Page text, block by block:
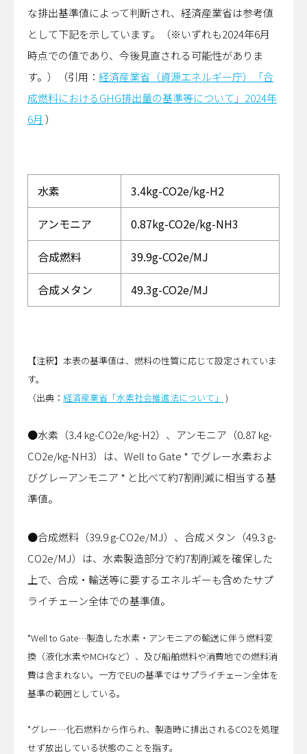
な排出基準値によって判断され、経済産業省は参考値
として下記を示しています。（※いずれも2024年6月
時点での値であり、今後見直される可能性がありま
す。）（引用： 経済産業省（資源エネルギー庁）「合
成燃料におけるGHG排出量の基準等について」2024年
6月 ）
水素
3.4kg-CO2e/kg-H2
アンモニア
0.87kg-CO2e/kg-NH3
合成燃料
39.9g-CO2e/MJ
合成メタン
49.3g-CO2e/MJ
【注釈】本表の基準値は、燃料の性質に応じて設定されていま
す。
（出典： 経済産業省「水素社会推進法について」 )
●水素（3.4 kg-CO2e/kg-H2）、アンモニア（0.87 kg-
CO2e/kg-NH3）は、Well to Gate * でグレー水素およ
びグレーアンモニア * と比べて約7割削減に相当する基
準値。
●合成燃料（39.9 g-CO2e/MJ）、合成メタン（49.3 g-
CO2e/MJ）は、水素製造部分で約7割削減を確保した
上で、合成・輸送等に要するエネルギーも含めたサプ
ライチェーン全体での基準値。
*Well to Gate…製造した水素・アンモニアの輸送に伴う燃料変
換（液化水素やMCHなど）、及び船舶燃料や消費地での燃料消
費は含まれない。一方でEUの基準ではサプライチェーン全体を
基準の範囲としている。
*グレー…化石燃料から作られ、製造時に排出されるCO2を処理
せず放出している状態のことを指す。